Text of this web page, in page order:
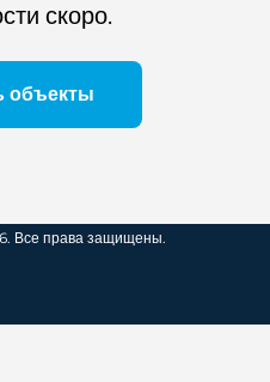
скоро.
объекты
Все права защищены.